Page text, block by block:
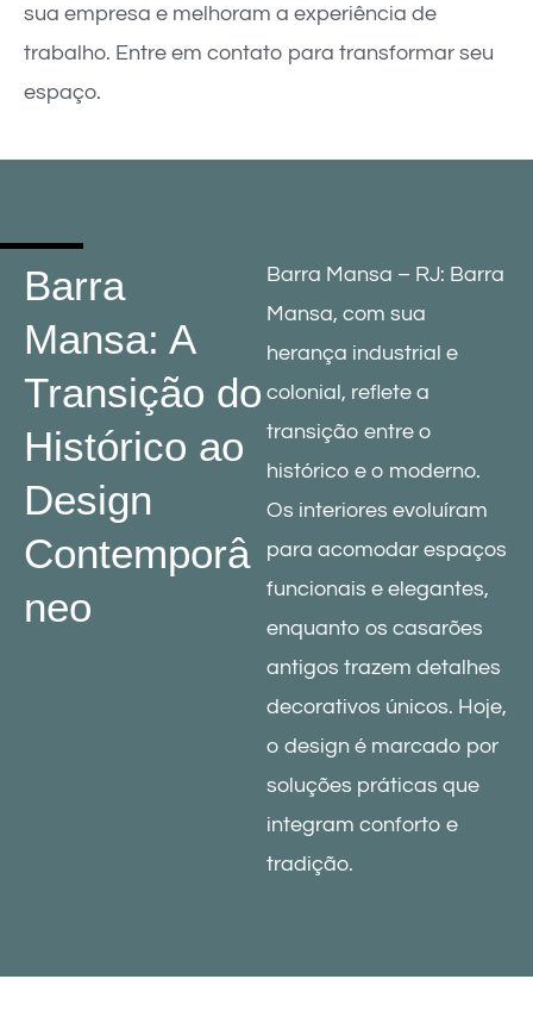
sua empresa e melhoram a experiência de
trabalho. Entre em contato para transformar seu
espaço.
Barra
Mansa: A
Transição do
Histórico ao
Design
Contemporâ
neo
Barra Mansa – RJ: Barra
Mansa, com sua
herança industrial e
colonial, reflete a
transição entre o
histórico e o moderno.
Os interiores evoluíram
para acomodar espaços
funcionais e elegantes,
enquanto os casarões
antigos trazem detalhes
decorativos únicos. Hoje,
o design é marcado por
soluções práticas que
integram conforto e
tradição.